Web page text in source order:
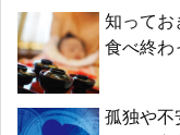
知ってお
食べ終わ
孤独や不